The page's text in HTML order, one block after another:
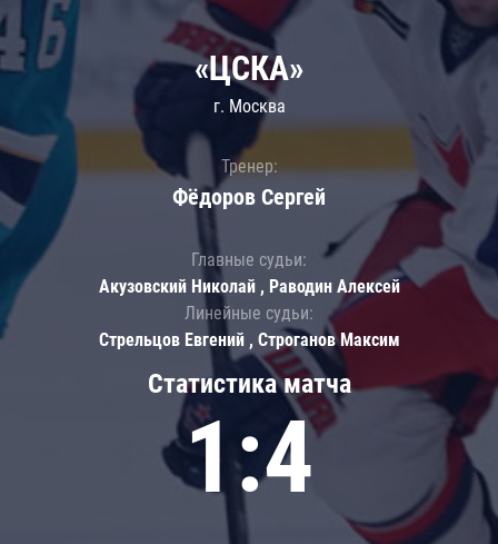
Статистика матча
1:4
«ЦСКА»
г. Москва
Тренер:
Фёдоров Сергей
Главные судьи:
Акузовский Николай , Раводин Алексей
Линейные судьи:
Стрельцов Евгений , Строганов Максим